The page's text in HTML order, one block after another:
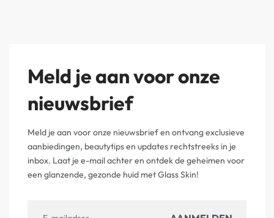
Meld je aan voor onze
nieuwsbrief
Meld je aan voor onze nieuwsbrief en ontvang exclusieve
aanbiedingen, beautytips en updates rechtstreeks in je
inbox. Laat je e-mail achter en ontdek de geheimen voor
een glanzende, gezonde huid met Glass Skin!